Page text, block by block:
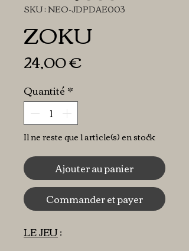
SKU : NEO-JDPDAE003
ZOKU
24,00 €Prix
Quantité *
Il ne reste que 1 article(s) en stock
Ajouter au panier
Commander et payer
LE JEU: